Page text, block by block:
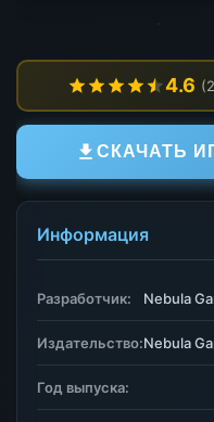
4.6
СКАЧАТЬ
Информация
Разработчик: Nebula
Издательство:Nebula
Год выпуска: